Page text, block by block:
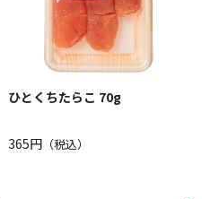
ひとくちたらこ 70g
365円（税込）